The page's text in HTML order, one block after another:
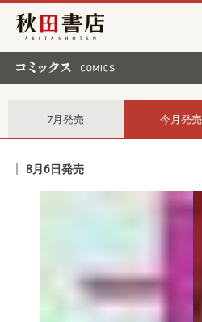
秋田書店
7月発売 今月発売
8月6日発売